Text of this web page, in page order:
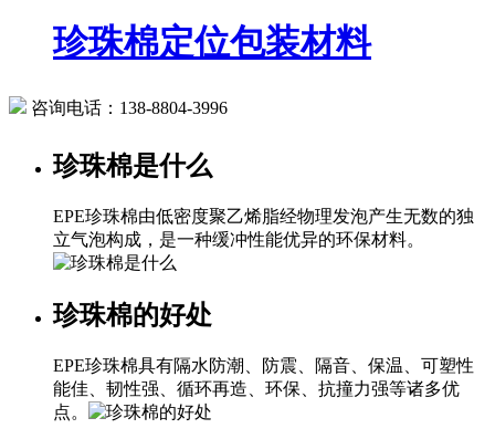
珍珠棉定位包装材料
咨询电话： 138-8804-3996
珍珠棉是什么
EPE珍珠棉由低密度聚乙烯脂经物理发泡产生无数的独
立气泡构成，是一种缓冲性能优异的环保材料。
珍珠棉的好处
EPE珍珠棉具有隔水防潮、防震、隔音、保温、可塑性
能佳、韧性强、循环再造、环保、抗撞力强等诸多优
点。